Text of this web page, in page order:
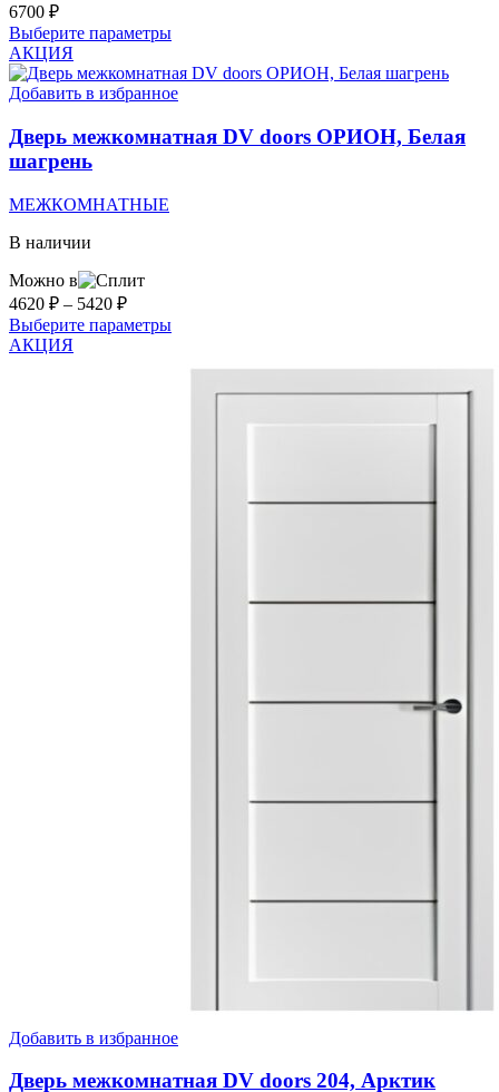
6700 ₽
Выберите параметрыЭтот
имеет
несколько
Опции
можно
АКЦИЯ
Добавить в избранное
Дверь межкомнатная DV doors ОРИОН, Белая
шагрень
МЕЖКОМНАТНЫЕ
В наличии
Можно в
4620 ₽ – 5420 ₽Диапазон
цен:
Выберите параметрыЭтот
АКЦИЯ
Добавить в избранное
Дверь межкомнатная DV doors 204, Арктик